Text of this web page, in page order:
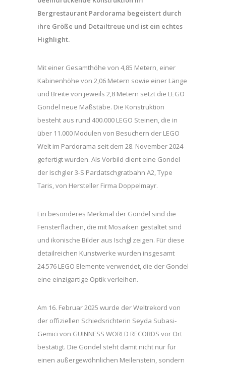
Bergrestaurant Pardorama begeistert durch
ihre Größe und Detailtreue und ist ein echtes
Highlight.
Mit einer Gesamthöhe von 4,85 Metern, einer
Kabinenhöhe von 2,06 Metern sowie einer Länge
und Breite von jeweils 2,8 Metern setzt die LEGO
Gondel neue Maßstäbe. Die Konstruktion
besteht aus rund 400.000 LEGO Steinen, die in
über 11.000 Modulen von Besuchern der LEGO
Welt im Pardorama seit dem 28. November 2024
gefertigt wurden. Als Vorbild dient eine Gondel
der Ischgler 3-S Pardatschgratbahn A2, Type
Taris, von Hersteller Firma Doppelmayr.
Ein besonderes Merkmal der Gondel sind die
Fensterflächen, die mit Mosaiken gestaltet sind
und ikonische Bilder aus Ischgl zeigen. Für diese
detailreichen Kunstwerke wurden insgesamt
24.576 LEGO Elemente verwendet, die der Gondel
eine einzigartige Optik verleihen.
Am 16. Februar 2025 wurde der Weltrekord von
der offiziellen Schiedsrichterin Seyda Subasi-
Gemici von GUINNESS WORLD RECORDS vor Ort
bestätigt. Die Gondel steht damit nicht nur für
einen außergewöhnlichen Meilenstein, sondern